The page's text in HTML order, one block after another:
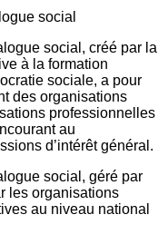
social, créé par la
à la formation
sociale, a pour
des organisations
professionnelles
au
d’intérêt général.
social, géré par
les organisations
au niveau national